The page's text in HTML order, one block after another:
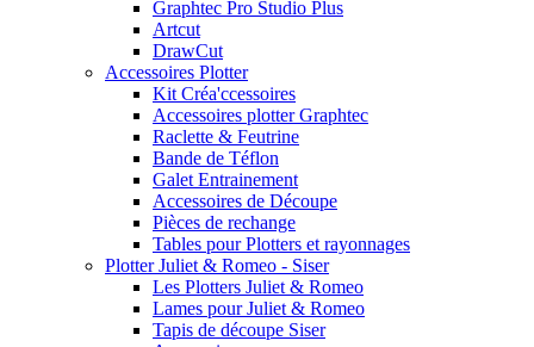
Graphtec Pro Studio Plus
Artcut
DrawCut
Accessoires Plotter
Kit Créa'ccessoires
Accessoires plotter Graphtec
Raclette & Feutrine
Bande de Téflon
Galet Entrainement
Accessoires de Découpe
Pièces de rechange
Tables pour Plotters et rayonnages
Plotter Juliet & Romeo - Siser
Les Plotters Juliet & Romeo
Lames pour Juliet & Romeo
Tapis de découpe Siser